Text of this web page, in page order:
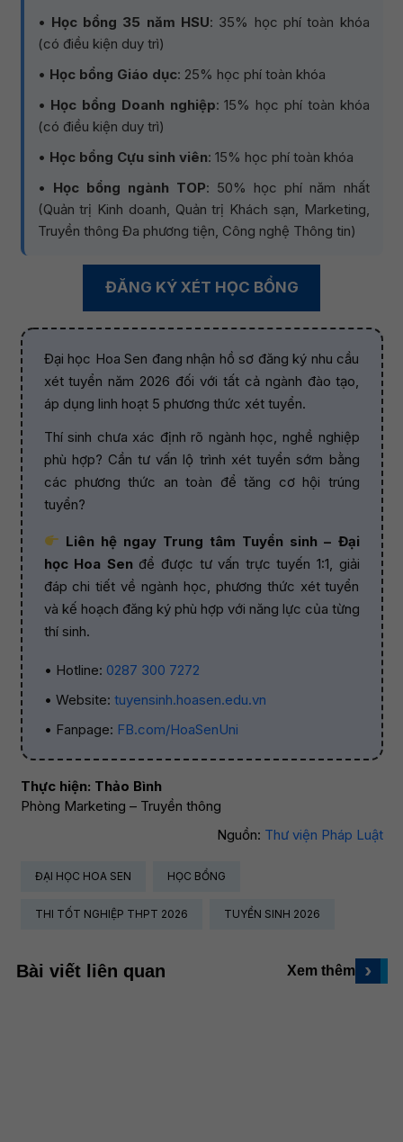
• Học bổng 35 năm HSU: 35% học phí toàn khóa
(có điều kiện duy trì)
• Học bổng Giáo dục: 25% học phí toàn khóa
• Học bổng Doanh nghiệp: 15% học phí toàn khóa
(có điều kiện duy trì)
• Học bổng Cựu sinh viên: 15% học phí toàn khóa
• Học bổng ngành TOP: 50% học phí năm nhất
(Quản trị Kinh doanh, Quản trị Khách sạn, Marketing,
Truyền thông Đa phương tiện, Công nghệ Thông tin)
ĐĂNG KÝ XÉT HỌC BỔNG
Đại học Hoa Sen đang nhận hồ sơ đăng ký nhu cầu
xét tuyển năm 2026 đối với tất cả ngành đào tạo,
áp dụng linh hoạt 5 phương thức xét tuyển.
Thí sinh chưa xác định rõ ngành học, nghề nghiệp
phù hợp? Cần tư vấn lộ trình xét tuyển sớm bằng
các phương thức an toàn để tăng cơ hội trúng
tuyển?
Liên hệ ngay Trung tâm Tuyển sinh – Đại
học Hoa Sen để được tư vấn trực tuyến 1:1, giải
đáp chi tiết về ngành học, phương thức xét tuyển
và kế hoạch đăng ký phù hợp với năng lực của từng
thí sinh.
• Hotline: 0287 300 7272
• Website: tuyensinh.hoasen.edu.vn
• Fanpage: FB.com/HoaSenUni
Thực hiện: Thảo Bình
Phòng Marketing – Truyền thông
Nguồn: Thư viện Pháp Luật
ĐẠI HỌC HOA SEN HỌC BỔNG
THI TỐT NGHIỆP THPT 2026 TUYỂN SINH 2026
Bài viết liên quan Xem thêm ›